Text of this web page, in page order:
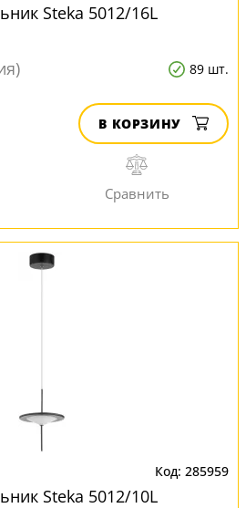
Steka 5012/16L
89 шт.
В КОРЗИНУ
285959
Steka 5012/10L